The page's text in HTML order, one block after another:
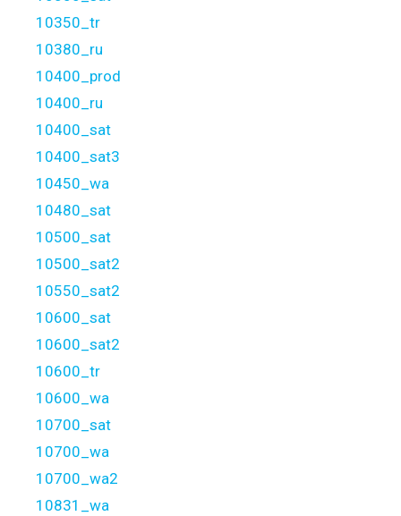
10350_tr
10380_ru
10400_prod
10400_ru
10400_sat
10400_sat3
10450_wa
10480_sat
10500_sat
10500_sat2
10550_sat2
10600_sat
10600_sat2
10600_tr
10600_wa
10700_sat
10700_wa
10700_wa2
10831_wa